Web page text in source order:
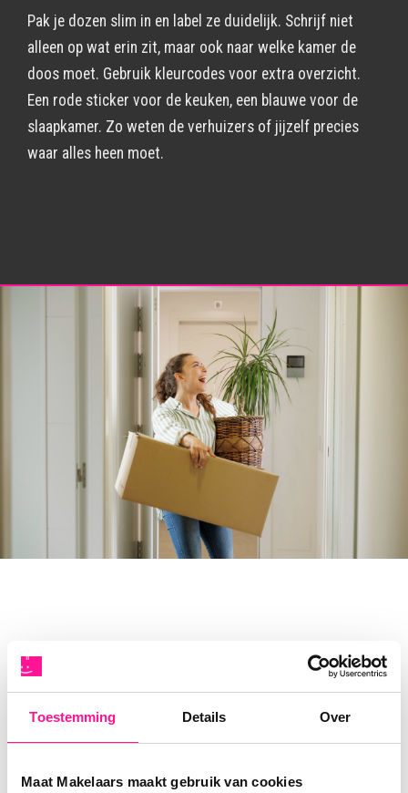
Toestemming Details Over
Maat Makelaars maakt gebruik van cookies
Pak je dozen slim in en label ze duidelijk. Schrijf niet
alleen op wat erin zit, maar ook naar welke kamer de
doos moet. Gebruik kleurcodes voor extra overzicht.
Een rode sticker voor de keuken, een blauwe voor de
slaapkamer. Zo weten de verhuizers of jijzelf precies
waar alles heen moet.
5. Maak één doos met
spullen die je direct nodig
hebt
Je wil niet op je eerste avond in je nieuwe huis zitten